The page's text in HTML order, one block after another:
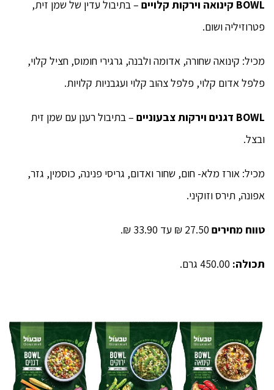
BOWL קינואה וירקות קלויים – בתיבול עדין של שמן זית,
פטרוזיליה ושום.
מכיל: קינואה שחורה, אדומה ולבנה, גרגירי חומוס, חציל קלוי,
פלפל אדום קלוי, פלפל צהוב קלוי ועגבניות קלויות.
BOWL דגנים וירקות צבעוניים – בתיבול רענן עם שמן זית
ובצל.
מכיל: אורז מלא- חום, שחור ואדום, גריסי פנינה, כוסמין, גזר,
אפונה, תירס וזוקיני.
טווח מחירים
תכולה: